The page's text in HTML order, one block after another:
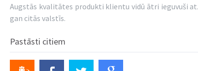
Augstās kvalitātes produkti klientu vidū ātri ieguvuši
gan citās valstīs.
Pastāsti citiem